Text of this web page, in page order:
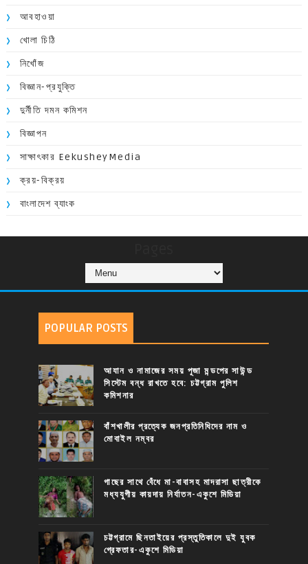
আবহাওয়া
খোলা চিঠি
নিখোঁজ
বিজ্ঞান-প্রযুক্তি
দুর্নীতি দমন কমিশন
বিজ্ঞাপন
সাক্ষাৎকার EekusheyMedia
ক্রয়-বিক্রয়
বাংলাদেশ ব্যাংক
POPULAR POSTS
আযান ও নামাজের সময় পূজা মন্ডপের সাউন্ড
সিস্টেম বন্ধ রাখতে হবে: চট্টগ্রাম পুলিশ
কমিশনার
বাঁশখালীর প্রত্যেক জনপ্রতিনিধিদের নাম ও
মোবাইল নম্বর
গাছের সাথে বেঁধে মা-বাবাসহ মাদরাসা ছাত্রীকে
মধ্যযুগীয় কায়দায় নির্যাতন-একুশে মিডিয়া
চট্টগ্রামে ছিনতাইয়ের প্রস্তুতিকালে দুই যুবক
গ্রেফতার-একুশে মিডিয়া